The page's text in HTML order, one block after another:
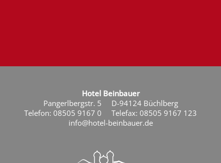
Hotel Beinbauer
Pangerlbergstr. 5
D-94124 Büchlberg
Telefon: 08505 9167 0
Telefax: 08505 9167 123
info@hotel-beinbauer.de